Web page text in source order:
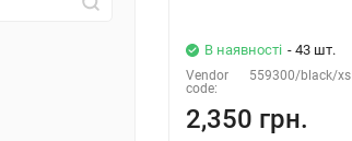
В наявності - 43 шт.
Vendor
code:
559300/black/xs
2,350 грн.